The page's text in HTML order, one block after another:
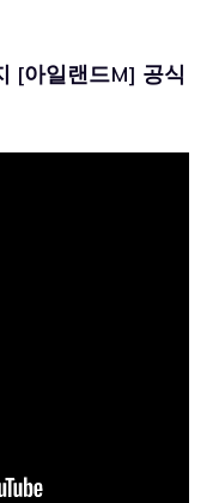
[아일랜드M] 공식